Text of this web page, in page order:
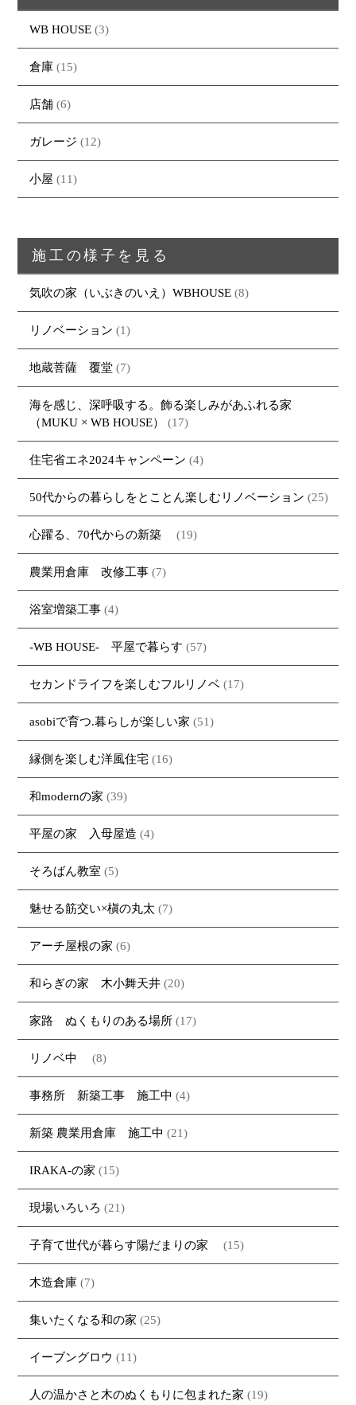
WB HOUSE (3)
倉庫 (15)
店舗 (6)
ガレージ (12)
小屋 (11)
施工の様子を見る
気吹の家（いぶきのいえ）WBHOUSE (8)
リノベーション (1)
地蔵菩薩 覆堂 (7)
海を感じ、深呼吸する。飾る楽しみがあふれる家
（MUKU × WB HOUSE）
(17)
住宅省エネ2024キャンペーン (4)
50代からの暮らしをとことん楽しむリノベーション (25)
心躍る、70代からの新築 (19)
農業用倉庫 改修工事 (7)
浴室増築工事 (4)
-WB HOUSE- 平屋で暮らす (57)
セカンドライフを楽しむフルリノベ (17)
asobiで育つ.暮らしが楽しい家 (51)
縁側を楽しむ洋風住宅 (16)
和modernの家 (39)
平屋の家 入母屋造 (4)
そろばん教室 (5)
魅せる筋交い×槇の丸太 (7)
アーチ屋根の家 (6)
和らぎの家 木小舞天井 (20)
家路 ぬくもりのある場所 (17)
リノベ中 (8)
事務所 新築工事 施工中 (4)
新築 農業用倉庫 施工中 (21)
IRAKA-の家 (15)
現場いろいろ (21)
子育て世代が暮らす陽だまりの家 (15)
木造倉庫 (7)
集いたくなる和の家 (25)
イーブングロウ (11)
人の温かさと木のぬくもりに包まれた家 (19)